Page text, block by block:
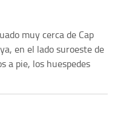
muy cerca de Cap
en el lado suroeste de
a pie, los huespedes